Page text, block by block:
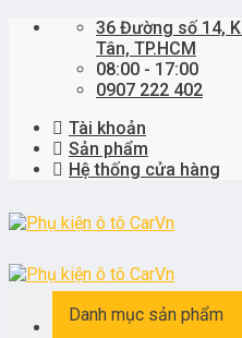
Skip
36 Đường số 14,
Tân, TP.HCM
08:00 - 17:00
0907 222 402
Tài khoản
Sản phẩm
Hệ thống cửa hàng
Danh mục sản phẩm